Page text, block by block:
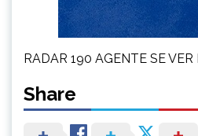
RADAR 190 AGENTE SE VER
Share